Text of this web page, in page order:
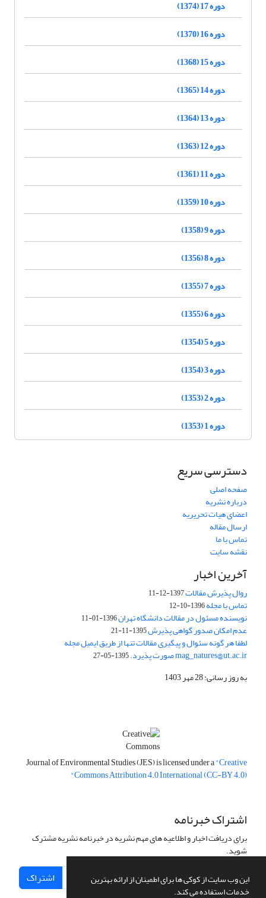
این وب سایت از کوکی ها برای اطمینان از ارائه بهترین
خدمات استفاده می کند.
دوره 17 (1374)
دوره 16 (1370)
دوره 15 (1368)
دوره 14 (1365)
دوره 13 (1364)
دوره 12 (1363)
دوره 11 (1361)
دوره 10 (1359)
دوره 9 (1358)
دوره 8 (1356)
دوره 7 (1355)
دوره 6 (1355)
دوره 5 (1354)
دوره 3 (1354)
دوره 2 (1353)
دوره 1 (1353)
دسترسی سریع
صفحه اصلی
درباره نشریه
اعضای هیات تحریریه
ارسال مقاله
تماس با ما
نقشه سایت
آخرین اخبار
روال پذیرش مقالات1397-12-11
تماس با مجله1396-10-12
نویسنده مسئول در مقالات دانشگاه تهران1396-01-11
عدم امکان صدور گواهی پذیرش1395-11-21
لطفا هر گونه سئوال و پیگیری مقالات تنها از طریق ایمیل مجله
mag_natures@ut.ac.ir صورت پذیرد. 1395-05-27
به روز رسانی: 28 مهر 1403
Journal of Environmental Studies (JES) is licensed under a"Creative
Commons Attribution 4.0 International (CC-BY 4.0)"
اشتراک خبرنامه
برای دریافت اخبار و اطلاعیه های مهم نشریه در خبرنامه نشریه مشترک
شوید.
اشتراک